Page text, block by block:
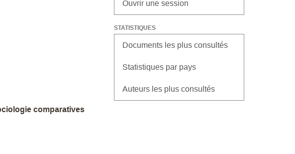
comparatives
Ouvrir une session
STATISTIQUES
Documents les plus consultés
Statistiques par pays
Auteurs les plus consultés